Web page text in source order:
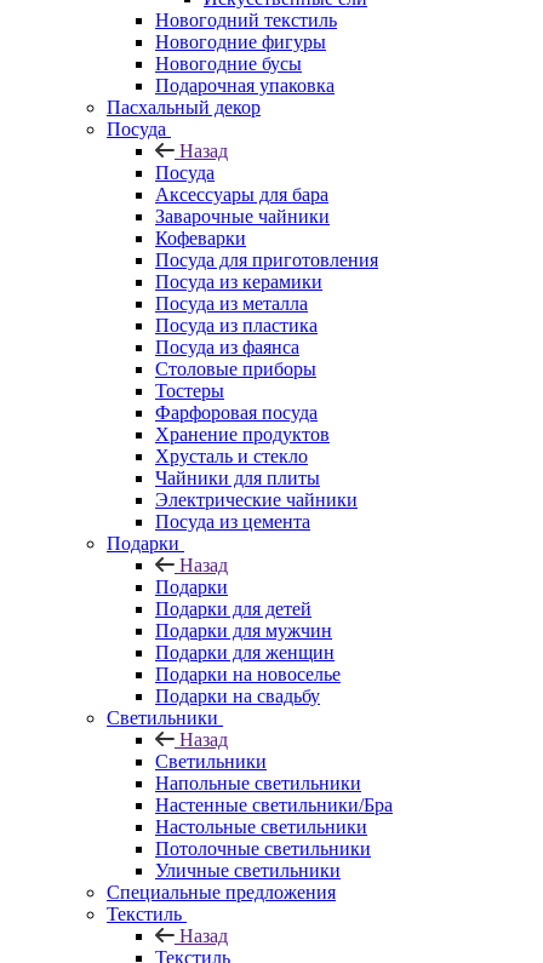
Новогодний текстиль
Новогодние фигуры
Новогодние бусы
Подарочная упаковка
Пасхальный декор
Посуда
Назад
Посуда
Аксессуары для бара
Заварочные чайники
Кофеварки
Посуда для приготовления
Посуда из керамики
Посуда из металла
Посуда из пластика
Посуда из фаянса
Столовые приборы
Тостеры
Фарфоровая посуда
Хранение продуктов
Хрусталь и стекло
Чайники для плиты
Электрические чайники
Посуда из цемента
Подарки
Назад
Подарки
Подарки для детей
Подарки для мужчин
Подарки для женщин
Подарки на новоселье
Подарки на свадьбу
Светильники
Назад
Светильники
Напольные светильники
Настенные светильники/Бра
Настольные светильники
Потолочные светильники
Уличные светильники
Специальные предложения
Текстиль
Назад
Текстиль